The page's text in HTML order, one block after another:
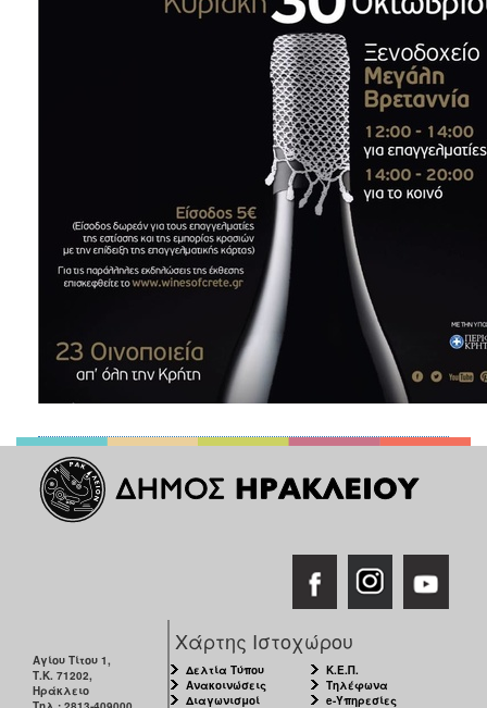
Αγίου Τίτου 1,
Τ.Κ. 71202,
Ηράκλειο
Χάρτης Ιστοχώρου
Δελτία Τύπου
Ανακοινώσεις
Διαγωνισμοί
Κ.Ε.Π.
Τηλέφωνα
e-Υπηρεσίες